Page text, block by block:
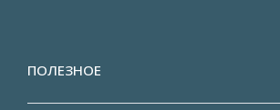
ПОЛЕЗНОЕ